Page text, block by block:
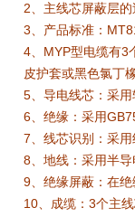
2、主线芯屏蔽层
3、产品标准：
4、MYP型电缆有3
皮护套或黑色氯丁
5、导电线芯：采
6、绝缘：采用
7、线芯识别：采
8、地线：采用半
9、绝缘屏蔽：在
10、成缆：3个主